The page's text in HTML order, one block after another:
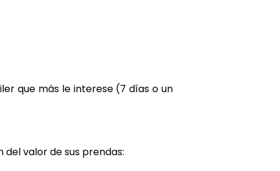
que más le interese (7 días o un
del valor de sus prendas: